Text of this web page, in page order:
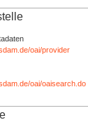
oai/provider
oai/oaisearch.do